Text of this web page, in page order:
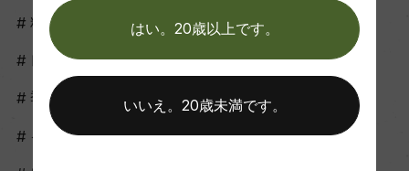
料理に合う
レシピ
季節に合う
イベントに合う
はい。20歳以上です。
いいえ。20歳未満です。